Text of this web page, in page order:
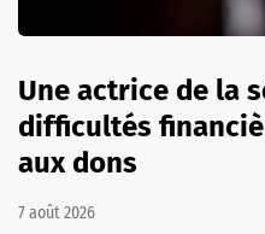
Une actrice de la
difficultés
aux dons
7 août 2026